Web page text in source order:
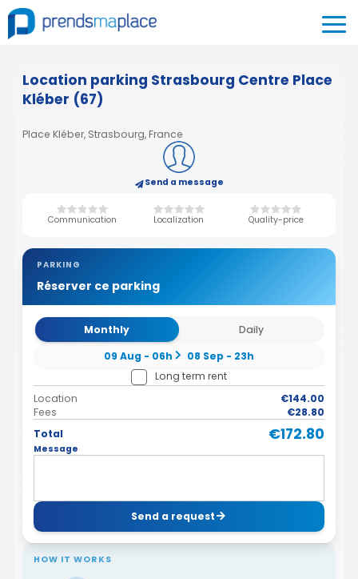
Location parking Strasbourg Centre Place
Kléber (67)
Place Kléber, Strasbourg, France
Send a message
Communication Localization Quality-price
PARKING
Réserver ce parking
Monthly
Daily
09 Aug - 06h
08 Sep - 23h
Long term rent
Location
€144.00
Fees
€28.80
Total
€172.80
Message
Send a request
HOW IT WORKS